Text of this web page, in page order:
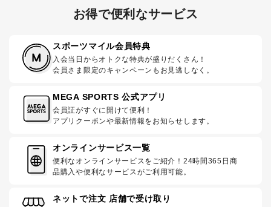
お得で便利なサービス
スポーツマイル会員特典
入会当日からオトクな特典が盛りだくさん！
会員さま限定のキャンペーンもお見逃しなく。
MEGA SPORTS 公式アプリ
会員証がすぐに開けて便利！
アプリクーポンや最新情報をお知らせします。
オンラインサービス一覧
便利なオンラインサービスをご紹介！24時間365日商
品購入や便利なサービスがご利用可能。
ネットで注文 店舗で受け取り